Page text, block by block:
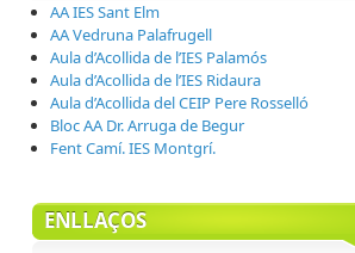
AA IES Sant Elm
AA Vedruna Palafrugell
Aula d’Acollida de l’IES Palamós
Aula d’Acollida de l’IES Ridaura
Aula d’Acollida del CEIP Pere Rosselló
Bloc AA Dr. Arruga de Begur
Fent Camí. IES Montgrí.
ENLLAÇOS